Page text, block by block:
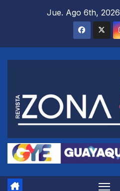
Jue. Ago 6th, 2026